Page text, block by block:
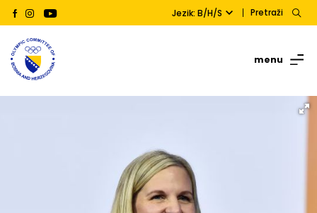
Jezik: B/H/S Pretraži
menu